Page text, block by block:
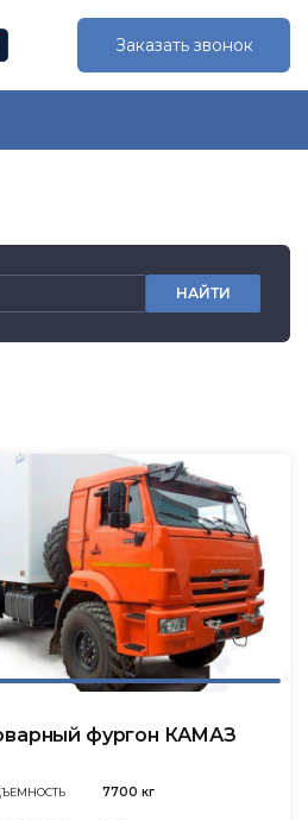
Заказать звонок
НАЙТИ
фургон КАМАЗ
7700 кг